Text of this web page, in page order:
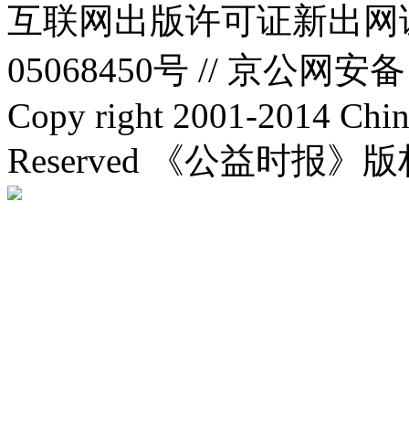
互联网出版许可证新出
05068450号 // 京公网安
Copy right 2001-2014
Reserved 《公益时报》